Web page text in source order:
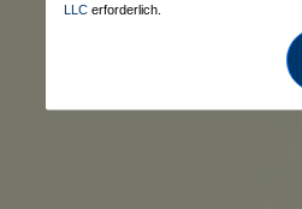
LLC erforderlich.